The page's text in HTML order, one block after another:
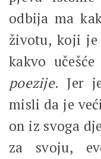
odbija ma
životu, koji
kakvo učešće
poezije. Jer
misli da je
on iz svoga
za svoju,